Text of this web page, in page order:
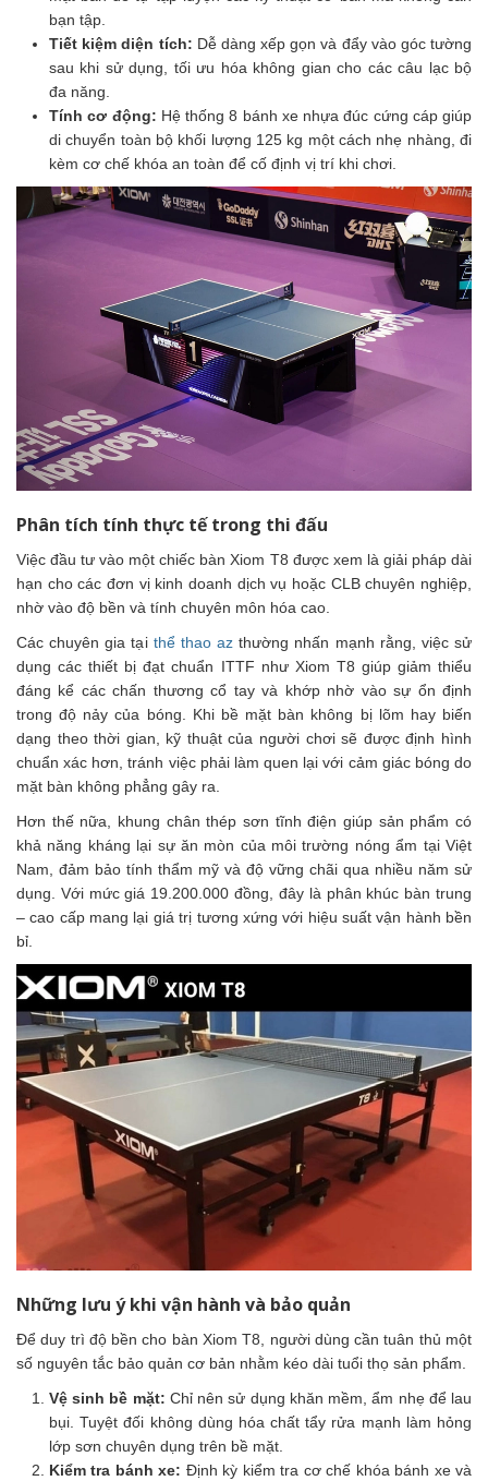
bạn tập.
Tiết kiệm diện tích: Dễ dàng xếp gọn và đẩy vào góc tường
sau khi sử dụng, tối ưu hóa không gian cho các câu lạc bộ
đa năng.
Tính cơ động: Hệ thống 8 bánh xe nhựa đúc cứng cáp giúp
di chuyển toàn bộ khối lượng 125 kg một cách nhẹ nhàng, đi
kèm cơ chế khóa an toàn để cố định vị trí khi chơi.
Phân tích tính thực tế trong thi đấu
Việc đầu tư vào một chiếc bàn Xiom T8 được xem là giải pháp dài
hạn cho các đơn vị kinh doanh dịch vụ hoặc CLB chuyên nghiệp,
nhờ vào độ bền và tính chuyên môn hóa cao.
Các chuyên gia tại thể thao az thường nhấn mạnh rằng, việc sử
dụng các thiết bị đạt chuẩn ITTF như Xiom T8 giúp giảm thiểu
đáng kể các chấn thương cổ tay và khớp nhờ vào sự ổn định
trong độ nảy của bóng. Khi bề mặt bàn không bị lõm hay biến
dạng theo thời gian, kỹ thuật của người chơi sẽ được định hình
chuẩn xác hơn, tránh việc phải làm quen lại với cảm giác bóng do
mặt bàn không phẳng gây ra.
Hơn thế nữa, khung chân thép sơn tĩnh điện giúp sản phẩm có
khả năng kháng lại sự ăn mòn của môi trường nóng ẩm tại Việt
Nam, đảm bảo tính thẩm mỹ và độ vững chãi qua nhiều năm sử
dụng. Với mức giá 19.200.000 đồng, đây là phân khúc bàn trung
– cao cấp mang lại giá trị tương xứng với hiệu suất vận hành bền
bỉ.
Những lưu ý khi vận hành và bảo quản
Để duy trì độ bền cho bàn Xiom T8, người dùng cần tuân thủ một
số nguyên tắc bảo quản cơ bản nhằm kéo dài tuổi thọ sản phẩm.
Vệ sinh bề mặt: Chỉ nên sử dụng khăn mềm, ẩm nhẹ để lau
bụi. Tuyệt đối không dùng hóa chất tẩy rửa mạnh làm hỏng
lớp sơn chuyên dụng trên bề mặt.
Kiểm tra bánh xe: Định kỳ kiểm tra cơ chế khóa bánh xe và